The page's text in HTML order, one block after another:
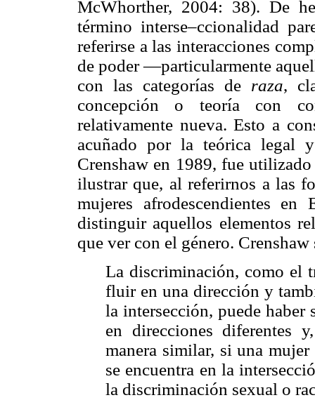
McWhorther, 2004: 38). De
término interse–ccionalidad
referirse a las interacciones
de poder —particularmente
con las categorías de raza,
concepción o teoría con
relativamente nueva. Esto a
acuñado por la teórica legal
Crenshaw en 1989, fue
ilustrar que, al referirnos a las
mujeres afrodescendientes
distinguir aquellos elementos
que ver con el género. Crenshaw
La discriminación, como el
fluir en una dirección y
la intersección, puede haber
en direcciones diferentes
manera similar, si una
se encuentra en la
la discriminación sexual o